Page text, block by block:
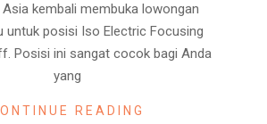
kembali membuka lowongan
untuk posisi Iso Electric Focusing
Posisi ini sangat cocok bagi Anda
yang
READING